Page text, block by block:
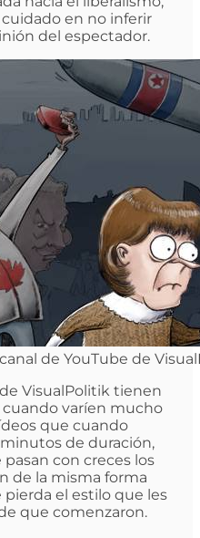
en no inferir
del espectador.
de YouTube de
VisualPolitik tienen
varíen mucho
que cuando
de duración,
con creces los
de la misma forma
pierda el estilo que les
que comenzaron.